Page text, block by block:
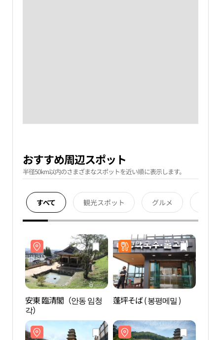
おすすめ周辺スポット
半径50km以内のさまざまなスポットを近い順に表示します。
すべて 観光スポット グルメ
安東 臨清閣（안동 임청
각）
蓬坪そば ( 봉평메밀 )